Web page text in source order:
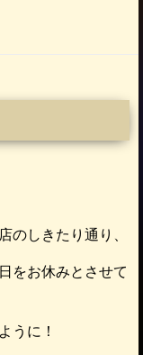
のしきたり通り、
をお休みとさせて
うに！